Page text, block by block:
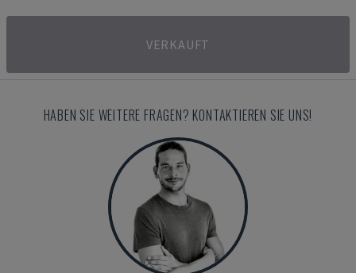
VERKAUFT
HABEN SIE WEITERE FRAGEN? KONTAKTIEREN SIE UNS!